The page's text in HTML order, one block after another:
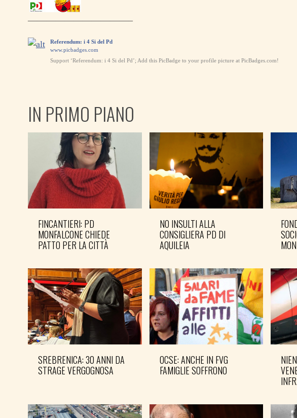
———————————–
Referendum: i 4 Si del Pd
www.picbadges.com
Support ‘Referendum: i 4 Si del Pd’; Add this PicBadge to your profile picture at PicBadges.com!
IN PRIMO PIANO
FINCANTIERI: PD
MONFALCONE CHIEDE
PATTO PER LA CITTÀ
NO INSULTI ALLA
CONSIGLIERA PD DI
AQUILEIA
SREBRENICA: 30 ANNI DA
STRAGE VERGOGNOSA
OCSE: ANCHE IN FVG
FAMIGLIE SOFFRONO